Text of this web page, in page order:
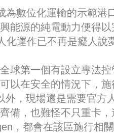
為數位化運輸的示範港
能源的純電動力便得以
運作已不再是癡人說
球第一個有設立專法控
以在安全的情況下，施
，現場還是需要官方
備，也難怪不只重卡，
，都會在該區施行相